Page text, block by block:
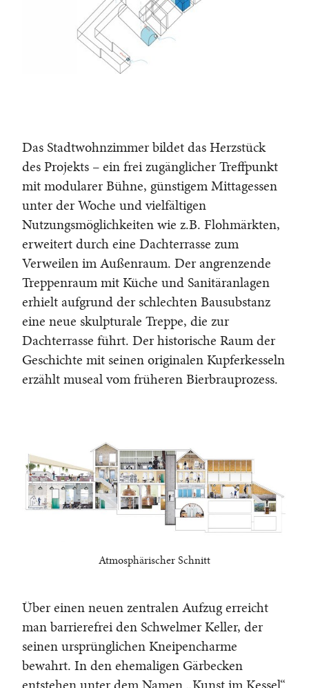
Das Stadtwohnzimmer bildet das Herzstück
des Projekts – ein frei zugänglicher Treffpunkt
mit modularer Bühne, günstigem Mittagessen
unter der Woche und vielfältigen
Nutzungsmöglichkeiten wie z.B. Flohmärkten,
erweitert durch eine Dachterrasse zum
Verweilen im Außenraum. Der angrenzende
Treppenraum mit Küche und Sanitäranlagen
erhielt aufgrund der schlechten Bausubstanz
eine neue skulpturale Treppe, die zur
Dachterrasse führt. Der historische Raum der
Geschichte mit seinen originalen Kupferkesseln
erzählt museal vom früheren Bierbrauprozess.
Atmosphärischer Schnitt
Über einen neuen zentralen Aufzug erreicht
man barrierefrei den Schwelmer Keller, der
seinen ursprünglichen Kneipencharme
bewahrt. In den ehemaligen Gärbecken